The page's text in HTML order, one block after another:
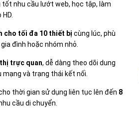
tốt nhu cầu lướt web, học tập, làm
cho tối đa 10 thiết bị cùng lúc, phù
đình hoặc nhóm nhỏ.
trực quan, dễ dàng theo dõi dung
mạng và trạng thái kết nối.
thời gian sử dụng liên tục lên đến 8
cầu di chuyển.